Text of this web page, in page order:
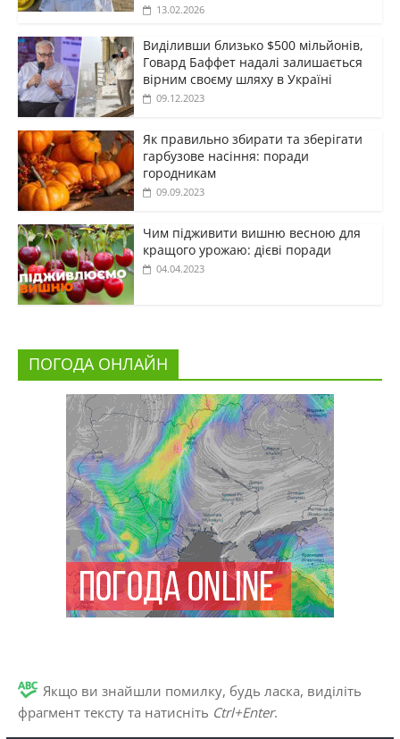
13.02.2026
Виділивши близько $500 мільйонів,
Говард Баффет надалі залишається
вірним своєму шляху в Україні
09.12.2023
Як правильно збирати та зберігати
гарбузове насіння: поради
городникам
09.09.2023
Чим підживити вишню весною для
кращого урожаю: дієві поради
04.04.2023
ПОГОДА ОНЛАЙН
Якщо ви знайшли помилку, будь ласка, виділіть
фрагмент тексту та натисніть Ctrl+Enter.